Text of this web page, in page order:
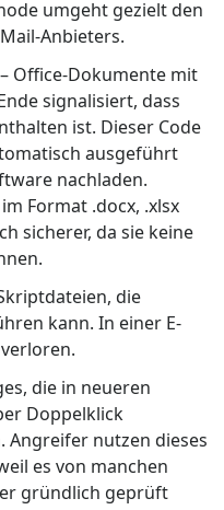
umgeht gezielt den
Anbieters.
– Office-Dokumente mit
signalisiert, dass
ist. Dieser Code
ausgeführt
nachladen.
Format .docx, .xlsx
sicherer, da sie keine
die
kann. In einer E-
die in neueren
Doppelklick
Angreifer nutzen dieses
es von manchen
gründlich geprüft